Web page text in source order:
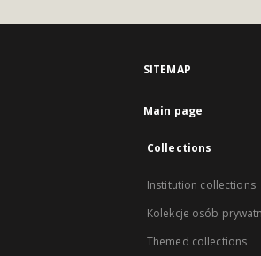
SITEMAP
Main page
Collections
Institution collections
Kolekcje osób
Themed collections